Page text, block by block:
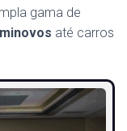
gama de
até carros